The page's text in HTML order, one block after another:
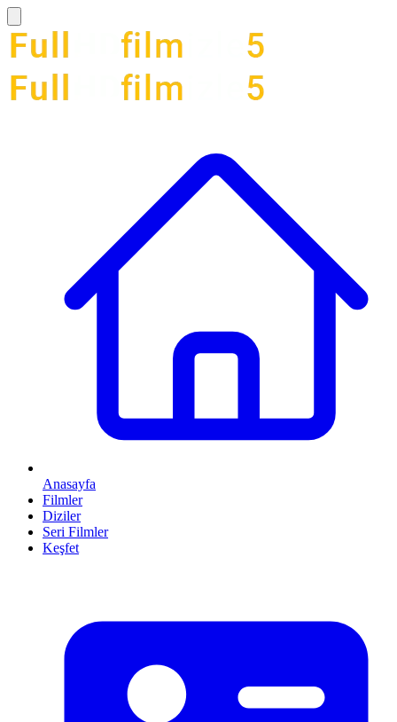
Anasayfa
Filmler
Diziler
Seri Filmler
Keşfet